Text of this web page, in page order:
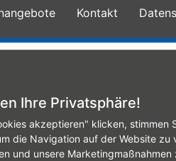
Ihre Privatsphäre!
akzeptieren" klicken, stimmen
die Navigation auf der Website
und unsere
Kontakt